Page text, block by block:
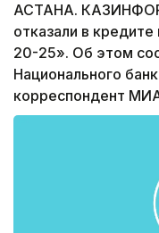
АСТАНА.
отказали в
20-25». Об этом
Национального
корреспондент